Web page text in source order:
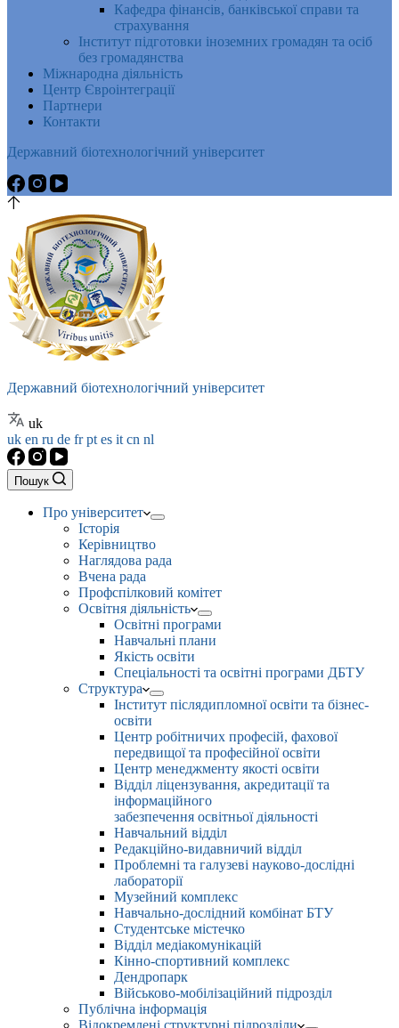
Кафедра фінансів, банківської справи та
страхування
Інститут підготовки іноземних громадян та осіб
без громадянства
Міжнародна діяльність
Центр Євроінтеграції
Партнери
Контакти
Державний біотехнологічний університет
Державний біотехнологічний університет
uk
uk en ru de frpt es it cn nl
Пошук
Про університет
Історія
Керівництво
Наглядова рада
Вчена рада
Профспілковий комітет
Освітня діяльність
Освітні програми
Навчальні плани
Якість освіти
Спеціальності та освітні програми ДБТУ
Структура
Інститут післядипломної освіти та бізнес-
освіти
Центр робітничих професій, фахової
передвищої та професійної освіти
Центр менеджменту якості освіти
Відділ ліцензування, акредитації та
інформаційного
забезпечення освітньої діяльності
Навчальний відділ
Редакційно-видавничий відділ
Проблемні та галузеві науково-дослідні
лабораторії
Музейний комплекс
Навчально-дослідний комбінат БТУ
Студентське містечко
Відділ медіакомунікацій
Кінно-спортивний комплекс
Дендропарк
Військово-мобілізаційний підрозділ
Публічна інформація
Відокремлені структурні підрозділи